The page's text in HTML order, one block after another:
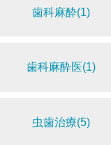
歯科麻酔(1)
歯科麻酔医(1)
虫歯治療(5)